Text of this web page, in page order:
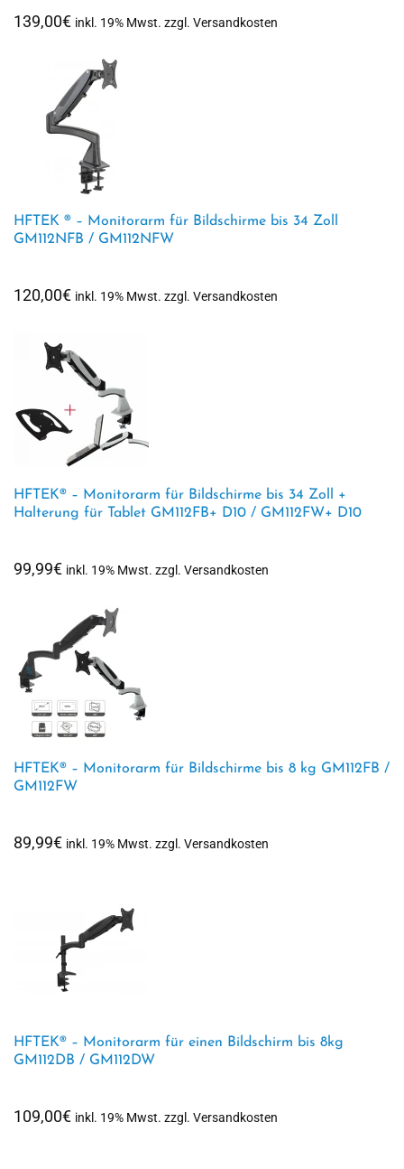
139,00€ inkl. 19% Mwst. zzgl. Versandkosten
HFTEK ® – Monitorarm für Bildschirme bis 34 Zoll
GM112NFB / GM112NFW
120,00€ inkl. 19% Mwst. zzgl. Versandkosten
HFTEK® – Monitorarm für Bildschirme bis 34 Zoll +
Halterung für Tablet GM112FB+ D10 / GM112FW+ D10
99,99€ inkl. 19% Mwst. zzgl. Versandkosten
HFTEK® – Monitorarm für Bildschirme bis 8 kg GM112FB /
GM112FW
89,99€ inkl. 19% Mwst. zzgl. Versandkosten
HFTEK® – Monitorarm für einen Bildschirm bis 8kg
GM112DB / GM112DW
109,00€ inkl. 19% Mwst. zzgl. Versandkosten